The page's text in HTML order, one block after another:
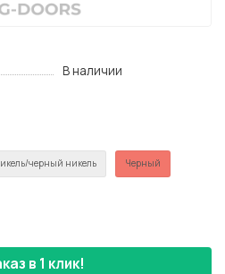
В наличии
черный никель Черный
в 1 клик!